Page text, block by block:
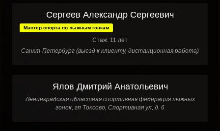
Сергеев Александр Сергеевич
Мастер спорта по лыжным гонкам
Стаж: 11 лет
Санкт-Петербург (выезд к клиенту, дистанционная работа)
Ялов Дмитрий Анатольевич
Ленинградская областная спортивная федерация лыжных
гонок, гп Токсово, Спортивная ул, д. 6